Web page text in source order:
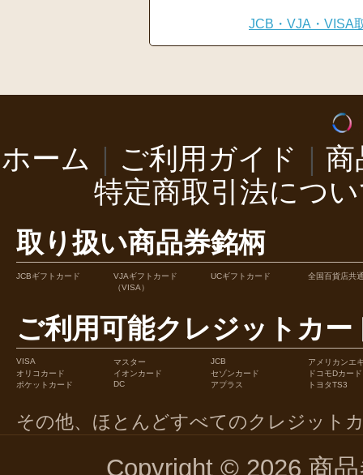
JCB・VJA・VISA
ホーム ご利用ガイド
商
特定商取引法につ
取り扱い商品券銘柄
JCBギフトカード
VJAギフトカード
（VISA）
UCギフトカード 全国百貨店共
ご利用可能クレジットカー
VISA マスター JCB
アメリカンエ
オリコカード
イオンカード セゾンカード
ドコモDカード
ポケットカード
DC アプラス トヨタTS3
その他、ほとんどすべてのクレジット
Copyright © 2026 商